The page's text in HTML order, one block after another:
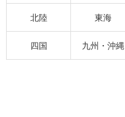
北陸 東海
四国 九州・沖縄